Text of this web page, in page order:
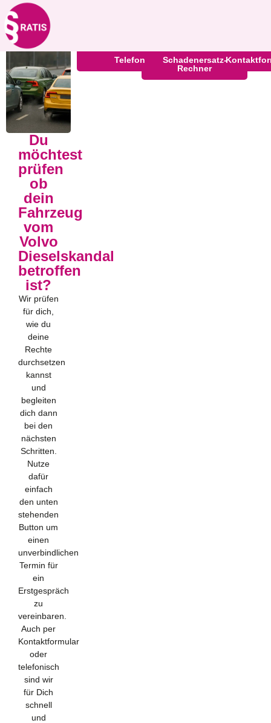
Volvo Dieselskandal
Du
möchtest
prüfen
ob
dein
Fahrzeug
vom
Volvo
Dieselskandal
betroffen
ist?
Wir prüfen
für dich,
wie du
deine
Rechte
durchsetzen
kannst
und
begleiten
dich dann
bei den
nächsten
Schritten.
Nutze
dafür
einfach
den unten
stehenden
Button um
einen
unverbindlichen
Termin für
ein
Erstgespräch
zu
vereinbaren.
Auch per
Kontaktformular
oder
telefonisch
sind wir
für Dich
schnell
und
Telefon
Schadenersatz-
Rechner